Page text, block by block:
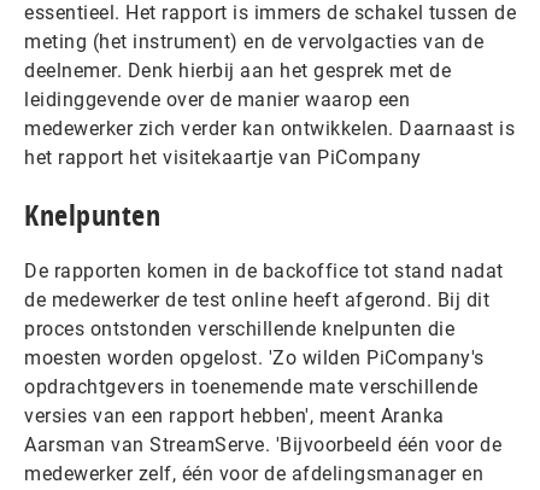
essentieel. Het rapport is immers de schakel tussen de
meting (het instrument) en de vervolgacties van de
deelnemer. Denk hierbij aan het gesprek met de
leidinggevende over de manier waarop een
medewerker zich verder kan ontwikkelen. Daarnaast is
het rapport het visitekaartje van PiCompany
Knelpunten
De rapporten komen in de backoffice tot stand nadat
de medewerker de test online heeft afgerond. Bij dit
proces ontstonden verschillende knelpunten die
moesten worden opgelost. 'Zo wilden PiCompany's
opdrachtgevers in toenemende mate verschillende
versies van een rapport hebben', meent Aranka
Aarsman van StreamServe. 'Bijvoorbeeld één voor de
medewerker zelf, één voor de afdelingsmanager en